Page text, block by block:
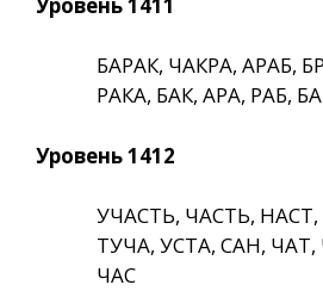
БАРАК, ЧАКРА, АРАБ,
РАКА, БАК, АРА, РАБ,
Уровень 1412
УЧАСТЬ, ЧАСТЬ,
ТУЧА, УСТА, САН,
ЧАС